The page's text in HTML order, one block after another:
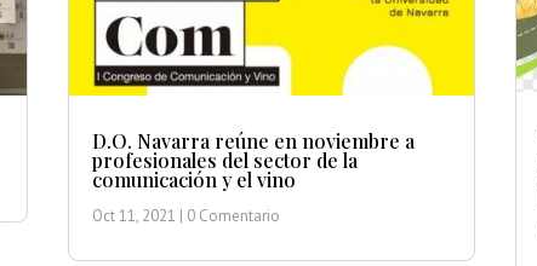
D.O. Navarra reúne en noviembre a
profesionales del sector de la
comunicación y el vino
Oct 11, 2021 | 0 Comentario